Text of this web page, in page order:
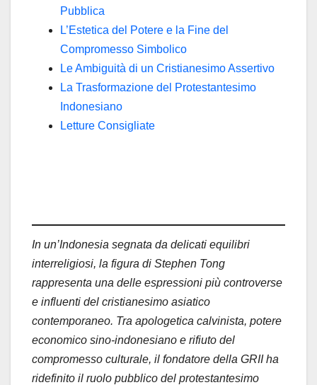
Pubblica
L’Estetica del Potere e la Fine del
Compromesso Simbolico
Le Ambiguità di un Cristianesimo Assertivo
La Trasformazione del Protestantesimo
Indonesiano
Letture Consigliate
In un’Indonesia segnata da delicati equilibri
interreligiosi, la figura di Stephen Tong
rappresenta una delle espressioni più controverse
e influenti del cristianesimo asiatico
contemporaneo. Tra apologetica calvinista, potere
economico sino-indonesiano e rifiuto del
compromesso culturale, il fondatore della GRII ha
ridefinito il ruolo pubblico del protestantesimo